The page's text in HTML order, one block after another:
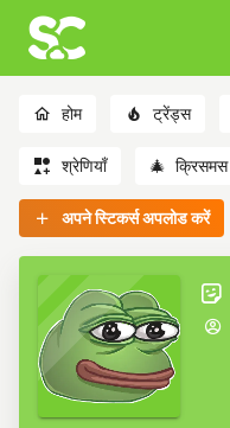
होम ट्रेंड्स
श्रेणियाँ 🎄 क्रिसमस
अपने स्टिकर्स अपलोड करें